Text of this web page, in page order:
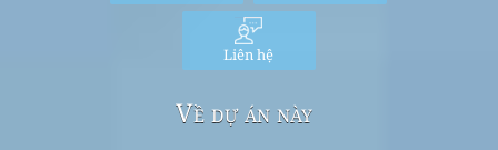
Liên hệ
Về dự án này